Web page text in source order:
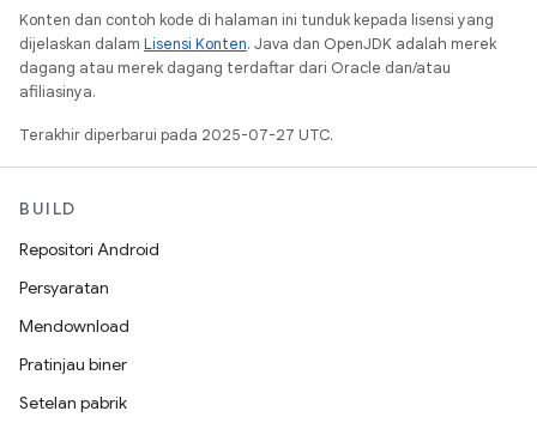
Konten dan contoh kode di halaman ini tunduk kepada lisensi yang
dijelaskan dalam Lisensi Konten. Java dan OpenJDK adalah merek
dagang atau merek dagang terdaftar dari Oracle dan/atau
afiliasinya.
Terakhir diperbarui pada 2025-07-27 UTC.
BUILD
Repositori Android
Persyaratan
Mendownload
Pratinjau biner
Setelan pabrik